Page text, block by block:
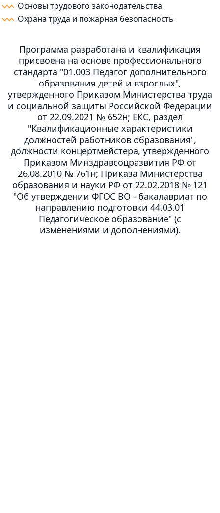
Основы трудового законодательства
Охрана труда и пожарная безопасность
Программа разработана и квалификация
присвоена на основе профессионального
стандарта "01.003 Педагог дополнительного
образования детей и взрослых",
утвержденного Приказом Министерства труда
и социальной защиты Российской Федерации
от 22.09.2021 № 652н; ЕКС, раздел
"Квалификационные характеристики
должностей работников образования",
должности концертмейстера, утвержденного
Приказом Минздравсоцразвития РФ от
26.08.2010 № 761н; Приказа Министерства
образования и науки РФ от 22.02.2018 № 121
"Об утверждении ФГОС ВО - бакалавриат по
направлению подготовки 44.03.01
Педагогическое образование" (с
изменениями и дополнениями).